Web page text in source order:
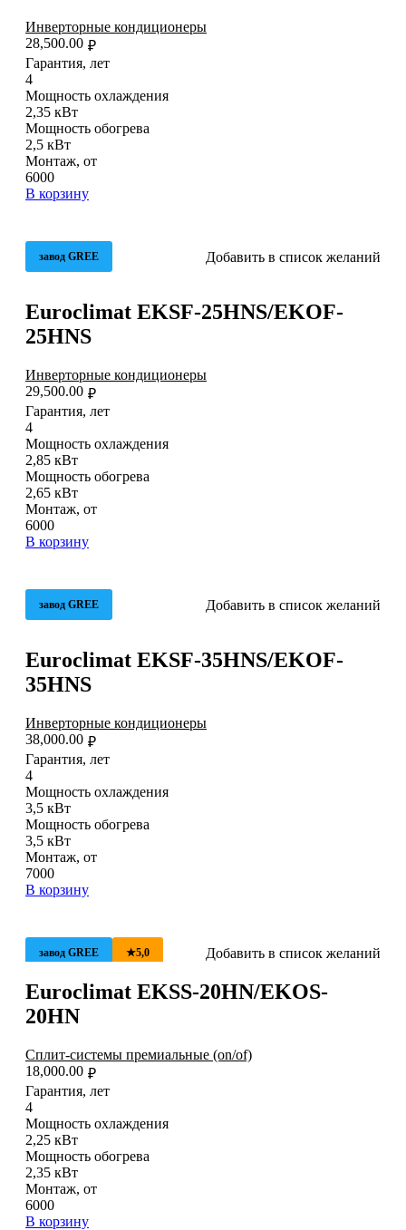
Инверторные кондиционеры
₽
28,500.00
Гарантия, лет
4
Мощность охлаждения
2,35 кВт
Мощность обогрева
2,5 кВт
Монтаж, от
6000
В корзину
завод GREE Добавить в список желаний
Euroclimat EKSF-25HNS/EKOF-
25HNS
Инверторные кондиционеры
₽
29,500.00
Гарантия, лет
4
Мощность охлаждения
2,85 кВт
Мощность обогрева
2,65 кВт
Монтаж, от
6000
В корзину
завод GREE Добавить в список желаний
Euroclimat EKSF-35HNS/EKOF-
35HNS
Инверторные кондиционеры
₽
38,000.00
Гарантия, лет
4
Мощность охлаждения
3,5 кВт
Мощность обогрева
3,5 кВт
Монтаж, от
7000
В корзину
завод GREE ★5,0 Добавить в список желаний
Euroclimat EKSS-20HN/EKOS-
20HN
Сплит-системы премиальные (on/of)
₽
18,000.00
Гарантия, лет
4
Мощность охлаждения
2,25 кВт
Мощность обогрева
2,35 кВт
Монтаж, от
6000
В корзину